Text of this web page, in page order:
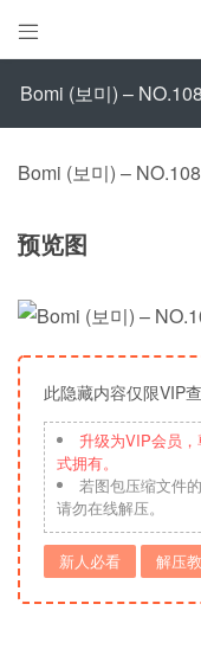

Bomi (보미) –
Bomi (보미) –
预览图
此隐藏内容仅限VIP
升级为VIP会员
式拥有。
若图包压缩文件
请勿在线解压。
新人必看 解压